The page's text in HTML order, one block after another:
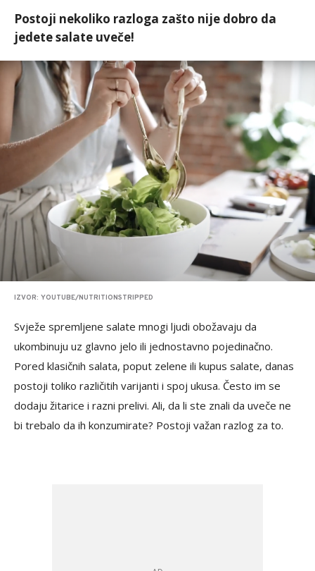
Postoji nekoliko razloga zašto nije dobro da
jedete salate uveče!
IZVOR: YOUTUBE/NUTRITIONSTRIPPED
Svježe spremljene salate mnogi ljudi obožavaju da
ukombinuju uz glavno jelo ili jednostavno pojedinačno.
Pored klasičnih salata, poput zelene ili kupus salate, danas
postoji toliko različitih varijanti i spoj ukusa. Često im se
dodaju žitarice i razni prelivi. Ali, da li ste znali da uveče ne
bi trebalo da ih konzumirate? Postoji važan razlog za to.